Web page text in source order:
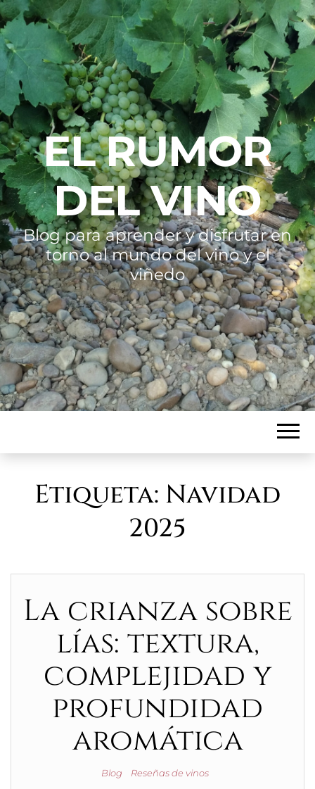
EL RUMOR
DEL VINO
Blog para aprender y disfrutar en
torno al mundo del vino y el
viñedo
Etiqueta: Navidad
2025
La crianza sobre
lías: textura,
complejidad y
profundidad
aromática
Blog Reseñas de vinos